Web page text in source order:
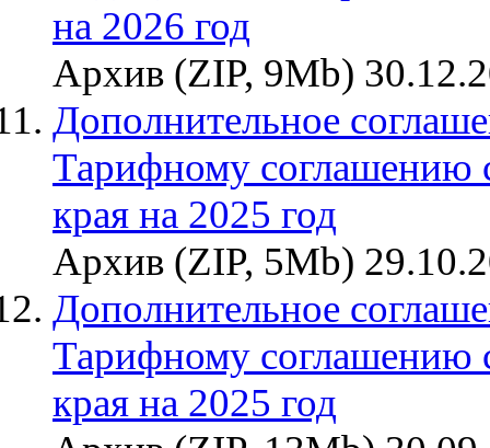
на 2026 год
Архив (ZIP, 9Mb)
Дополнительное
Тарифному соглашению
края на 2025 год
Архив (ZIP, 5Mb)
Дополнительное
Тарифному соглашению
края на 2025 год